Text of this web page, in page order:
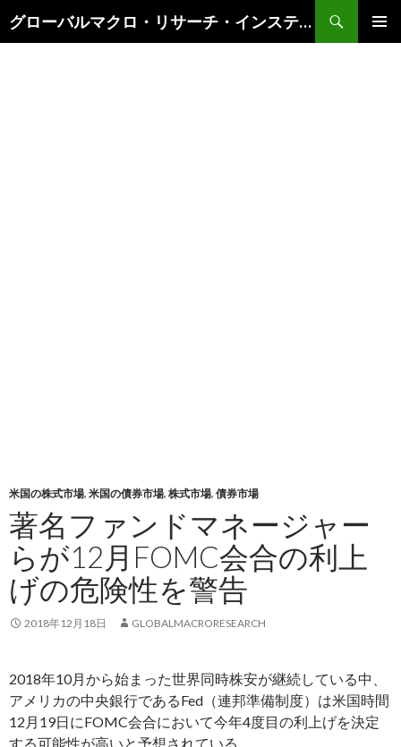
グローバルマクロ・リサーチ・インスティテュート
索
米国の株式市場, 米国の債券市場, 株式市場, 債券市場
著名ファンドマネージャー
らが12月FOMC会合の利上
げの危険性を警告
2018年12月18日 GLOBALMACRORESEARCH
2018年10月から始まった世界同時株安が継続している中、
アメリカの中央銀行であるFed（連邦準備制度）は米国時間
12月19日にFOMC会合において今年4度目の利上げを決定
する可能性が高いと予想されている。